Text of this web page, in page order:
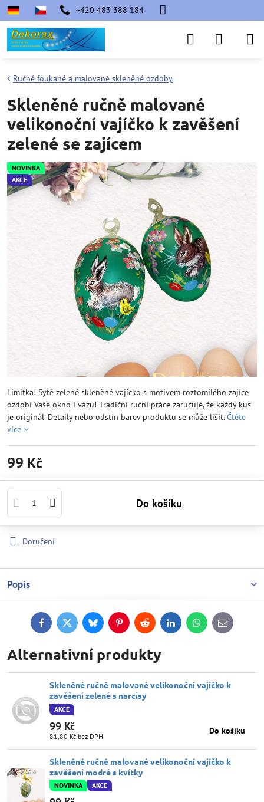
+420 483 388 184
NOVINKA
AKCE
Ručně foukané a malované skleněné ozdoby
Skleněné ručně malované
velikonoční vajíčko k zavěšení
zelené se zajícem
Limitka! Sytě zelené skleněné vajíčko s motivem roztomilého zajíce
ozdobí Vaše okno i vázu! Tradiční ruční práce zaručuje, že každý kus
je originál. Detaily nebo odstín barev produktu se může lišit.Čtěte
více
99 Kč
Do košíku
Doručení
Popis
FacebookTwitterBlueskyPinterestReddit LinkedInWhatsApp
E-
mail
Alternativní produkty
Skleněné ručně malované velikonoční vajíčko k
zavěšení zelené s narcisy
AKCE
99 Kč
81,80 Kč bez DPH
Do košíku
Skleněné ručně malované velikonoční vajíčko k
zavěšení modré s kvítky
NOVINKA AKCE